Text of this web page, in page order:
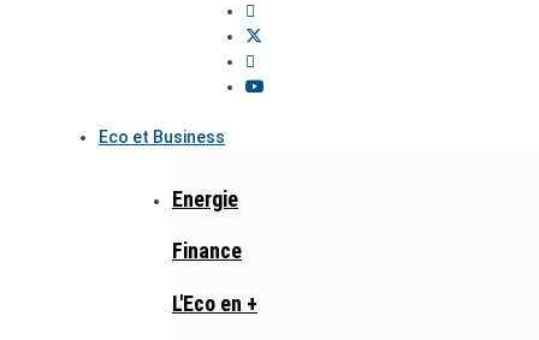
Eco et Business
Energie
Finance
L'Eco en +